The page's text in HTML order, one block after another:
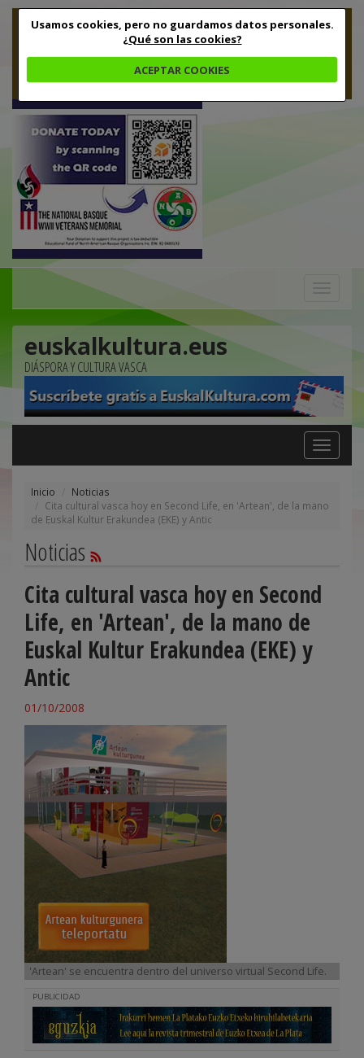
Usamos cookies, pero no guardamos datos personales.
¿Qué son las cookies?
ACEPTAR COOKIES
euskalkultura.eus
DIÁSPORA Y CULTURA VASCA
Toggle
navigation
Inicio
Noticias
Cita cultural vasca hoy en Second Life, en 'Artean', de la mano
de Euskal Kultur Erakundea (EKE) y Antic
Noticias
Cita cultural vasca hoy en Second
Life, en 'Artean', de la mano de
Euskal Kultur Erakundea (EKE) y
Antic
01/10/2008
'Artean' se encuentra dentro del universo virtual Second Life.
PUBLICIDAD